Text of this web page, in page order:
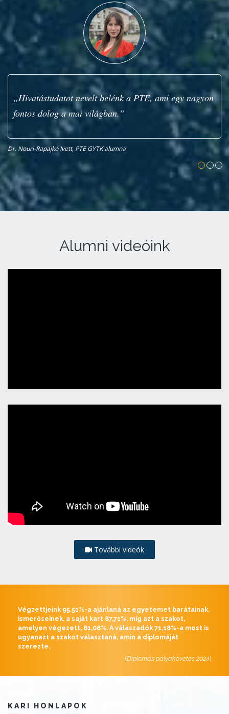
„Hivatástudatot nevelt belénk a PTE, ami egy nagyon
fontos dolog a mai világban.”
Dr. Nouri-Rapajkó Ivett, PTE GYTK alumna
Alumni videóink
További videók
Végzettjeink 95,51%-a ajánlaná az egyetemet barátainak,
ismerőseinek, a saját kart 87,71%, míg azt a szakot,
amelyen végezett, 81,08%. A válaszadók 71,18%-a most is
ugyanazt a szakot választaná, amin a diplomáját
szerezte.
(Diplomás pályakövetés 2024)
KARI HONLAPOK